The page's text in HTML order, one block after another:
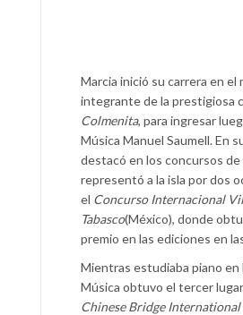
Marcia inició su carrera en
integrante de la prestigiosa
Colmenita, para ingresar
Música Manuel Saumell. En
destacó en los concursos de
representó a la isla por dos
el Concurso Internacional
Tabasco(México), donde
premio en las ediciones en
Mientras estudiaba piano en
Música obtuvo el tercer
Chinese Bridge